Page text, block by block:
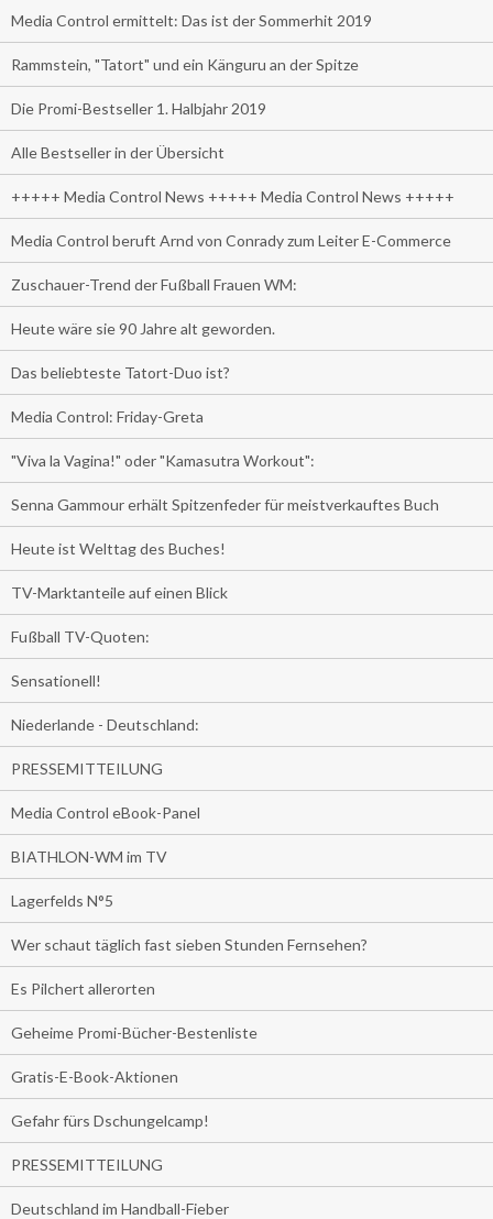
Media Control ermittelt: Das ist der Sommerhit 2019
Rammstein, "Tatort" und ein Känguru an der Spitze
Die Promi-Bestseller 1. Halbjahr 2019
Alle Bestseller in der Übersicht
+++++ Media Control News +++++ Media Control News +++++
Media Control beruft Arnd von Conrady zum Leiter E-Commerce
Zuschauer-Trend der Fußball Frauen WM:
Heute wäre sie 90 Jahre alt geworden.
Das beliebteste Tatort-Duo ist?
Media Control: Friday-Greta
"Viva la Vagina!" oder "Kamasutra Workout":
Senna Gammour erhält Spitzenfeder für meistverkauftes Buch
Heute ist Welttag des Buches!
TV-Marktanteile auf einen Blick
Fußball TV-Quoten:
Sensationell!
Niederlande - Deutschland:
PRESSEMITTEILUNG
Media Control eBook-Panel
BIATHLON-WM im TV
Lagerfelds N°5
Wer schaut täglich fast sieben Stunden Fernsehen?
Es Pilchert allerorten
Geheime Promi-Bücher-Bestenliste
Gratis-E-Book-Aktionen
Gefahr fürs Dschungelcamp!
PRESSEMITTEILUNG
Deutschland im Handball-Fieber